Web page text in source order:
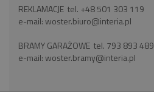
REKLAMACJE tel. +48 501 303 119
e-mail:woster.biuro@interia.pl
BRAMY GARAŻOWE tel. 793 893 489
e-mail:woster.bramy@interia.pl